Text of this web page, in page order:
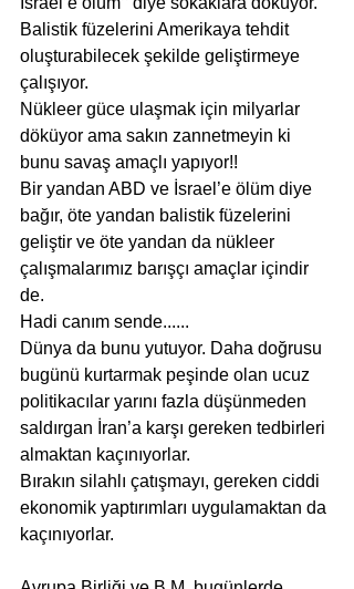
Balistik füzelerini Amerikaya tehdit
oluşturabilecek şekilde geliştirmeye
çalışıyor.
Nükleer güce ulaşmak için milyarlar
döküyor ama sakın zannetmeyin ki
bunu savaş amaçlı yapıyor!!
Bir yandan ABD ve İsrael’e ölüm diye
bağır, öte yandan balistik füzelerini
geliştir ve öte yandan da nükleer
çalışmalarımız barışçı amaçlar içindir
de.
Hadi canım sende......
Dünya da bunu yutuyor. Daha doğrusu
bugünü kurtarmak peşinde olan ucuz
politikacılar yarını fazla düşünmeden
saldırgan İran’a karşı gereken tedbirleri
almaktan kaçınıyorlar.
Bırakın silahlı çatışmayı, gereken ciddi
ekonomik yaptırımları uygulamaktan da
kaçınıyorlar.